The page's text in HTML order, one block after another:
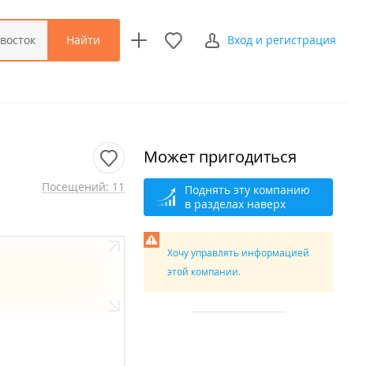
Найти Вход и регистрация
Посещений: 11
Может пригодиться
Поднять эту компанию
в разделах наверх
Хочу управлять информацией
этой компании.